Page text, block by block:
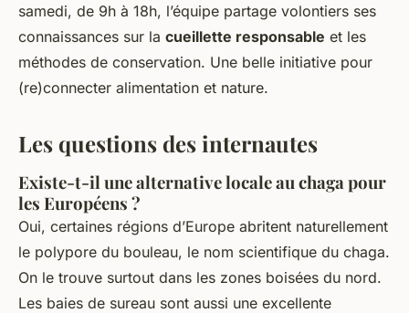
samedi, de 9h à 18h, l’équipe partage volontiers ses
connaissances sur la cueillette responsable et les
méthodes de conservation. Une belle initiative pour
(re)connecter alimentation et nature.
Les questions des internautes
Existe-t-il une alternative locale au chaga pour
les Européens ?
Oui, certaines régions d’Europe abritent naturellement
le polypore du bouleau, le nom scientifique du chaga.
On le trouve surtout dans les zones boisées du nord.
Les baies de sureau sont aussi une excellente